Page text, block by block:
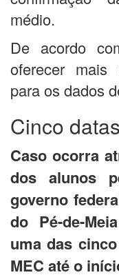
médio.
De acordo
oferecer mais
para os dados
Cinco datas
Caso ocorra
dos alunos
governo
do Pé-de-
uma das
MEC até o